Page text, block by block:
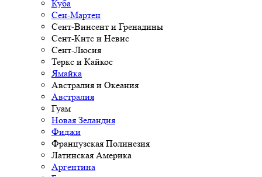
Куба
Сен-Мартен
Сент-Винсент и Гренадины
Сент-Китс и Невис
Сент-Люсия
Теркс и Кайкос
Ямайка
Австралия и Океания
Австралия
Гуам
Новая Зеландия
Фиджи
Французская Полинезия
Латинская Америка
Аргентина